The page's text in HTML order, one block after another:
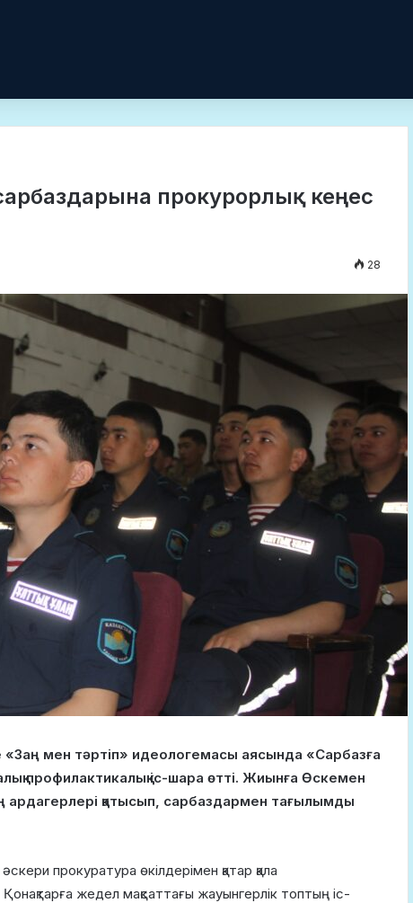
прокурорлық кеңес
28
«Заң мен тәртіп» идеологемасы аясында «Сарбазға
профилактикалық іс-шара өтті. Жиынға Өскемен
қатысып, сарбаздармен тағылымды
прокуратура өкілдерімен қатар қала
жедел мақсаттағы жауынгерлік топтың іс-